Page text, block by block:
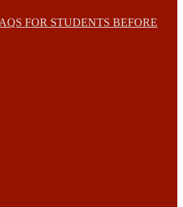
FOR STUDENTS BEFORE